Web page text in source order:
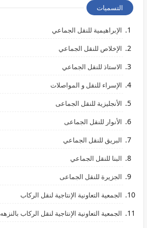
التسميات
الإبراهيمية للنقل الجماعي
الإخلاص للنقل الجماعي
الاستاذ للنقل الجماعي
الإسراء للنقل و المواصلات
الأنجليزية للنقل الجماعى
الأنوار للنقل الجماعى
البريق للنقل الجماعي
البنا للنقل الجماعي
الجزيرة للنقل الجماعى
الجمعية التعاونية الإنتاجية لنقل الركاب
الجمعية التعاونية الإنتاجية لنقل الركاب بالنزهه